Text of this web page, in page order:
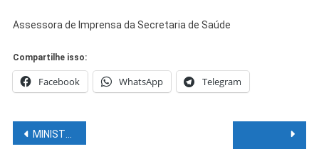
Assessora de Imprensa da Secretaria de Saúde
Compartilhe isso:
Facebook WhatsApp Telegram
Navegação
MINISTRA DAMARES NAS PORTARIAS DO INFERNO